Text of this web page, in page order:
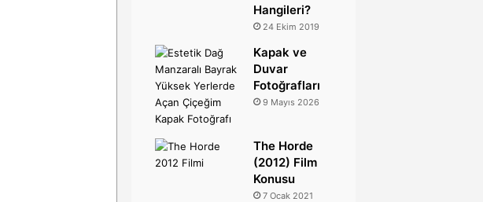
Hangileri?
24 Ekim 2019
Kapak ve
Duvar
Fotoğrafları
9 Mayıs 2026
The Horde
(2012) Film
Konusu
7 Ocak 2021